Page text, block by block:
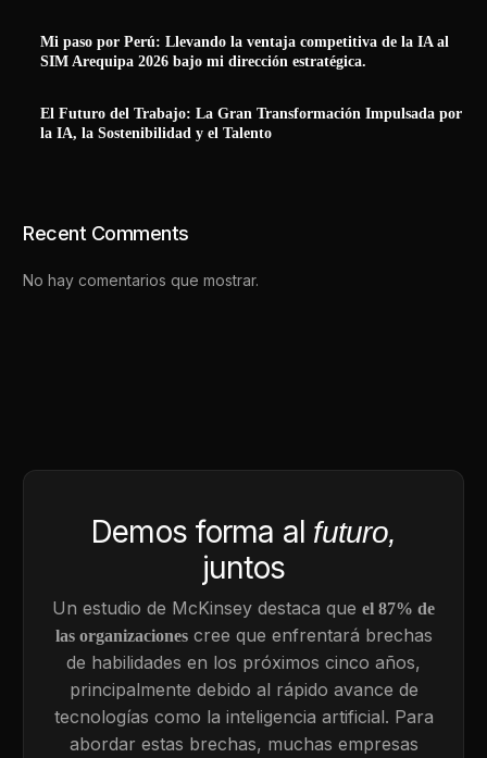
Mi paso por Perú: Llevando la ventaja competitiva de la IA al
SIM Arequipa 2026 bajo mi dirección estratégica.
El Futuro del Trabajo: La Gran Transformación Impulsada por
la IA, la Sostenibilidad y el Talento
Recent Comments
No hay comentarios que mostrar.
Demos forma al futuro,
juntos
Un estudio de McKinsey destaca que el 87% de
las organizacionescree que enfrentará brechas
de habilidades en los próximos cinco años,
principalmente debido al rápido avance de
tecnologías como la inteligencia artificial. Para
abordar estas brechas, muchas empresas